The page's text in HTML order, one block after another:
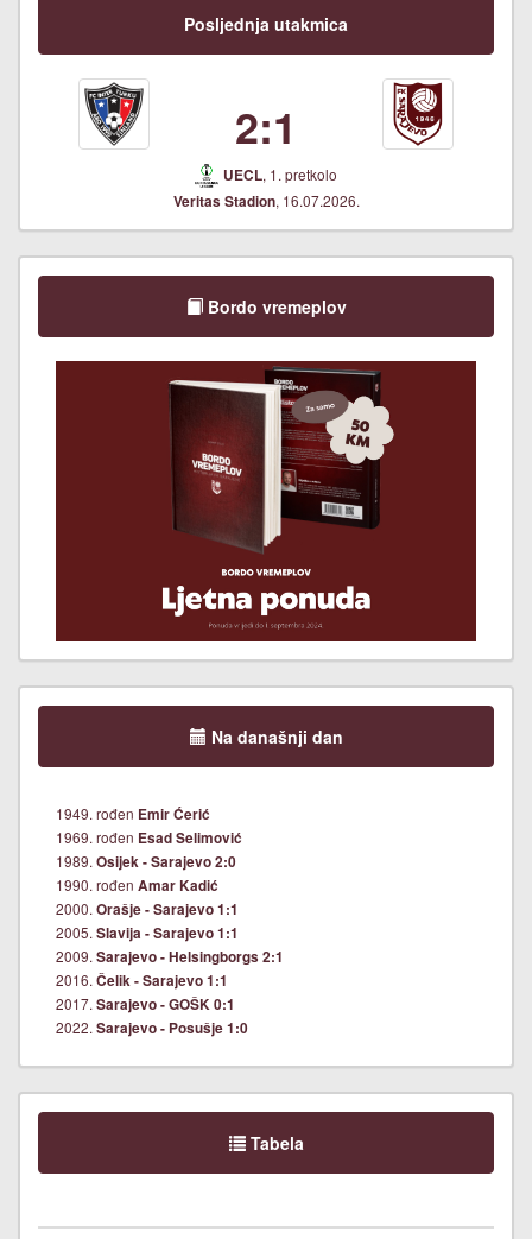
Posljednja utakmica
2:1
UECL, 1. pretkolo
Veritas Stadion, 16.07.2026.
Bordo vremeplov
Na današnji dan
1949. rođen Emir Ćerić
1969. rođen Esad Selimović
1989. Osijek - Sarajevo 2:0
1990. rođen Amar Kadić
2000. Orašje - Sarajevo 1:1
2005. Slavija - Sarajevo 1:1
2009. Sarajevo - Helsingborgs 2:1
2016. Čelik - Sarajevo 1:1
2017. Sarajevo - GOŠK 0:1
2022. Sarajevo - Posušje 1:0
Tabela